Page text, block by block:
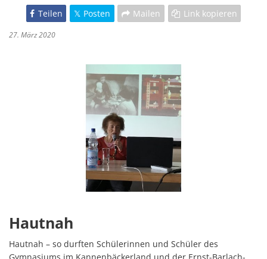
Teilen Posten Mailen Link kopieren
27. März 2020
Hautnah
Hautnah – so durften Schülerinnen und Schüler des
Gymnasiums im Kannenbäckerland und der Ernst-Barlach-